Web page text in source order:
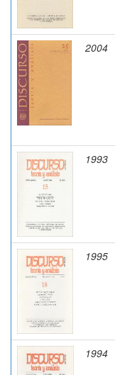
2004
1993
1995
1994